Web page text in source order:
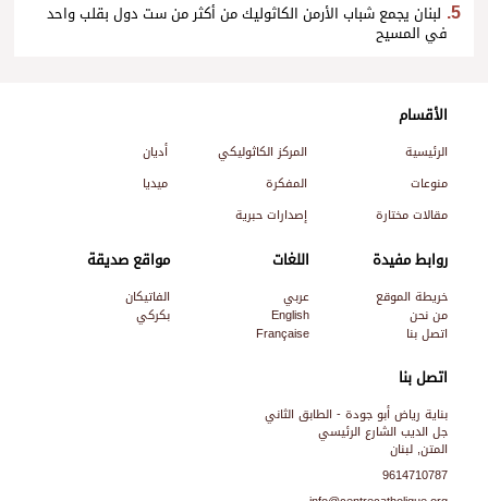
لبنان يجمع شباب الأرمن الكاثوليك من أكثر من ست دول بقلب واحد
في المسيح
اتصل بنا
بناية رياض أبو جودة - الطابق الثاني
جل الديب الشارع الرئيسي
المتن, لبنان
9614710787
الأقسام
الرئيسية المركز الكاثوليكي
أديان
منوعات
المفكرة
ميديا
مقالات مختارة
إصدارات حبرية
روابط مفيدة
خريطة الموقع
من نحن
اتصل بنا
اللغات
عربي
English
Française
مواقع صديقة
الفاتيكان
بكركي